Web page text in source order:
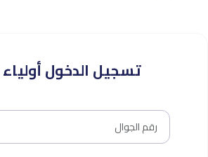
تسجيل الدخول أولياء